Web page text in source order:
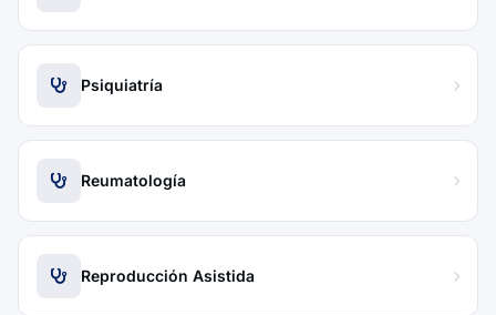
Psiquiatría
Reumatología
Reproducción Asistida